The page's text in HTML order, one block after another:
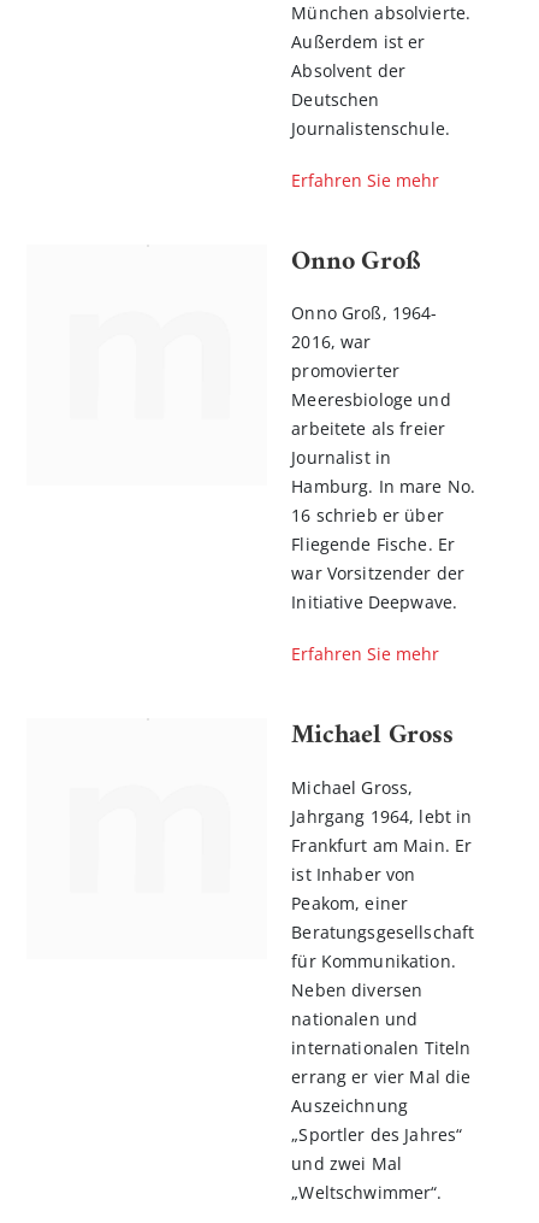
München absolvierte.
Außerdem ist er
Absolvent der
Deutschen
Journalistenschule.
Erfahren Sie mehr
Onno Groß
Onno Groß, 1964-
2016, war
promovierter
Meeresbiologe und
arbeitete als freier
Journalist in
Hamburg. In mare No.
16 schrieb er über
Fliegende Fische. Er
war Vorsitzender der
Initiative Deepwave.
Erfahren Sie mehr
Michael Gross
Michael Gross,
Jahrgang 1964, lebt in
Frankfurt am Main. Er
ist Inhaber von
Peakom, einer
Beratungsgesellschaft
für Kommunikation.
Neben diversen
nationalen und
internationalen Titeln
errang er vier Mal die
Auszeichnung
„Sportler des Jahres“
und zwei Mal
„Weltschwimmer“.